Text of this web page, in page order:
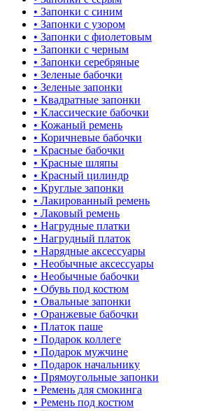
• Запонки с синим
• Запонки с узором
• Запонки с фиолетовым
• Запонки с черным
• Запонки серебряные
• Зеленые бабочки
• Зеленые запонки
• Квадратные запонки
• Классические бабочки
• Кожаный ремень
• Коричневые бабочки
• Красные бабочки
• Красные шляпы
• Красный цилиндр
• Круглые запонки
• Лакированный ремень
• Лаковый ремень
• Нагрудные платки
• Нагрудный платок
• Нарядные аксессуары
• Необычные аксессуары
• Необычные бабочки
• Обувь под костюм
• Овальные запонки
• Оранжевые бабочки
• Платок паше
• Подарок коллеге
• Подарок мужчине
• Подарок начальнику
• Прямоугольные запонки
• Ремень для смокинга
• Ремень под костюм